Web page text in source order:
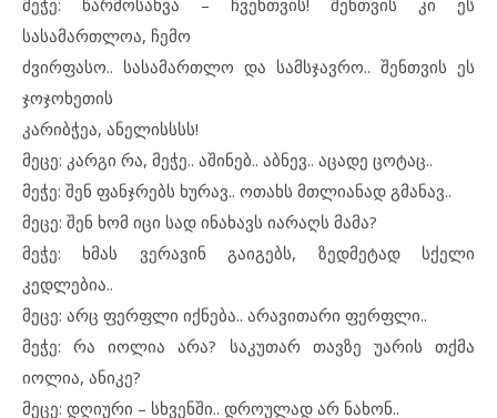
მეჭე: წარმოსახვა – ჩვენთვის! შენთვის კი ეს
სასამართლოა, ჩემო
ძვირფასო.. სასამართლო და სამსჯავრო.. შენთვის ეს
ჯოჯოხეთის
კარიბჭეა, ანელისსსს!
მეცე: კარგი რა, მეჭე.. აშინებ.. აბნევ.. აცადე ცოტაც..
მეჭე: შენ ფანჯრებს ხურავ.. ოთახს მთლიანად გმანავ..
მეცე: შენ ხომ იცი სად ინახავს იარაღს მამა?
მეჭე: ხმას ვერავინ გაიგებს, ზედმეტად სქელი
კედლებია..
მეცე: არც ფერფლი იქნება.. არავითარი ფერფლი..
მეჭე: რა იოლია არა? საკუთარ თავზე უარის თქმა
იოლია, ანიკე?
მეცე: დღიური – სხვენში.. დროულად არ ნახონ..